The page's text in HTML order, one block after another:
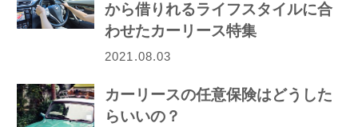
から借りれるライフスタイルに合
わせたカーリース特集
2021.08.03
カーリースの任意保険はどうした
らいいの？